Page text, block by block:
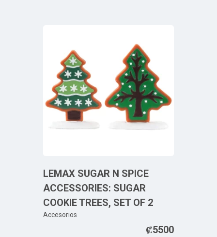
LEMAX SUGAR N SPICE
ACCESSORIES: SUGAR
COOKIE TREES, SET OF 2
Accesorios
₡5500